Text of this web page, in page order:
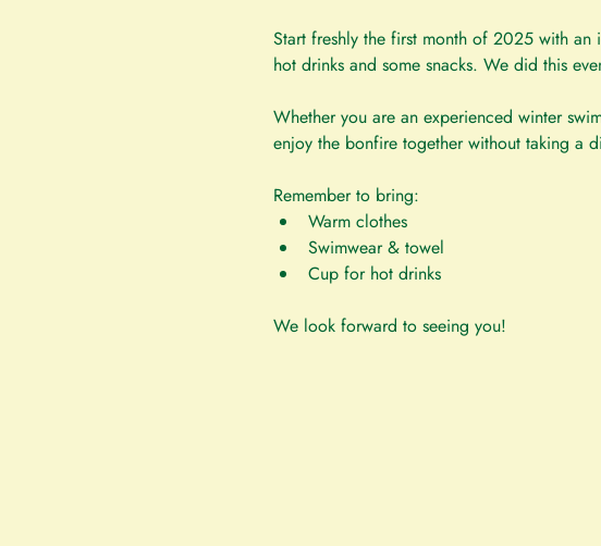
Start freshly the first month of 2025 with
hot drinks and some snacks. We did this
Whether you are an experienced winter
enjoy the bonfire together without taking a
Remember to bring:
Warm clothes
Swimwear & towel
Cup for hot drinks
We look forward to seeing you!